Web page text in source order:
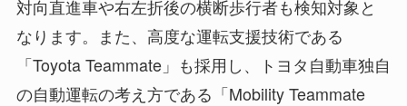
対向直進車や右左折後の横断歩行者も検知対象と
なります。また、高度な運転支援技術である
「Toyota Teammate」も採用し、トヨタ自動車独自
の自動運転の考え方である「Mobility Teammate